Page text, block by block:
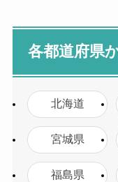
各都道府県
北海道
宮城県
福島県